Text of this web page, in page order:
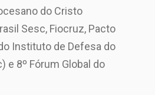
do Cristo
Sesc, Fiocruz, Pacto
Instituto de Defesa do
e 8º Fórum Global do